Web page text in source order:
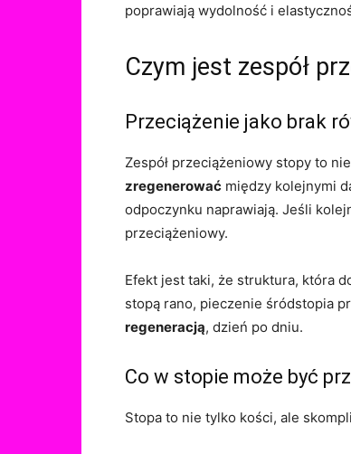
poprawiają wydolność i
Czym jest zespół
Przeciążenie jako brak
Zespół przeciążeniowy stopy to
zregenerować między kolejnymi
odpoczynku naprawiają. Jeśli
przeciążeniowy.
Efekt jest taki, że struktura, która
stopą rano, pieczenie śródstopia
regeneracją, dzień po dniu.
Co w stopie może być
Stopa to nie tylko kości, ale